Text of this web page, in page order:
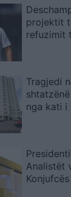
projektit
refuzimit
Tragjedi
nga kati i
Analistët